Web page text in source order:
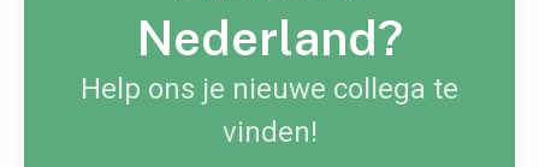
Nederland?
Help ons je nieuwe collega te
vinden!